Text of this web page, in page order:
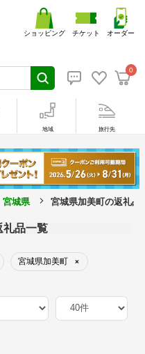
0
ショッピング チケット オーダー
地域 旅行先
宮城県 宮城県加美町の返礼品
礼品一覧
宮城県加美町 ×